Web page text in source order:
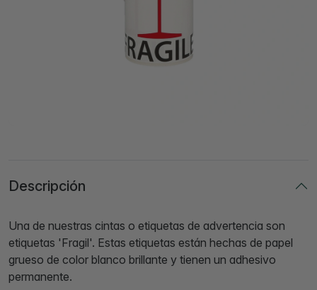
Descripción
Una de nuestras cintas o etiquetas de advertencia son
etiquetas 'Fragil'. Estas etiquetas están hechas de papel
grueso de color blanco brillante y tienen un adhesivo
permanente.